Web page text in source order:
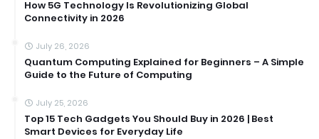
How 5G Technology Is Revolutionizing Global
Connectivity in 2026
July 26, 2026
Quantum Computing Explained for Beginners – A Simple
Guide to the Future of Computing
July 25, 2026
Top 15 Tech Gadgets You Should Buy in 2026 | Best
Smart Devices for Everyday Life